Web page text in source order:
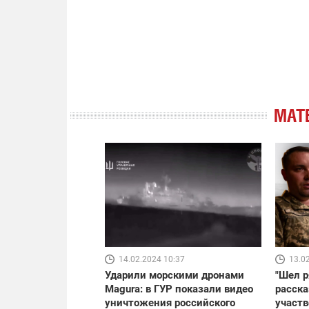
14.02.2024 10:37
Ударили морскими дронами
Magura: в ГУР показали видео
уничтожения российского
"Шел